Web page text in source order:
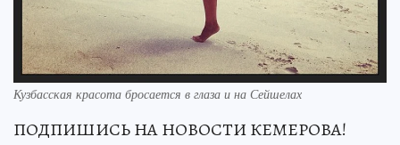
Кузбасская красота бросается в глаза и на Сейшелах
ПОДПИШИСЬ НА НОВОСТИ КЕМЕРОВА!